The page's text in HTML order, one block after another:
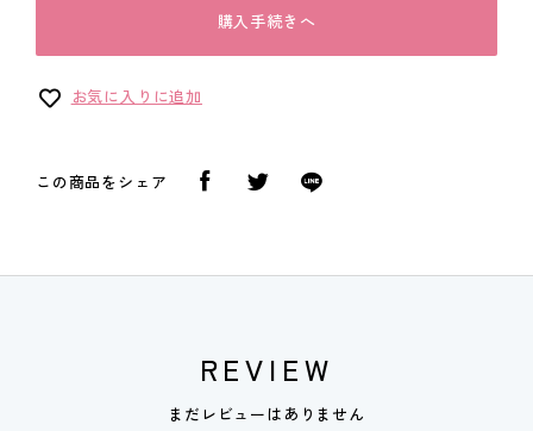
購入手続きへ
お気に入りに追加
この商品をシェア
REVIEW
まだレビューはありません